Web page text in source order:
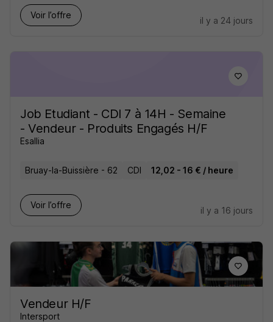
Voir l’offre
il y a 24 jours
Job Etudiant - CDI 7 à 14H - Semaine
- Vendeur - Produits Engagés H/F
Esallia
Bruay-la-Buissière - 62 CDI 12,02 - 16 € / heure
Voir l’offre
il y a 16 jours
Vendeur H/F
Intersport